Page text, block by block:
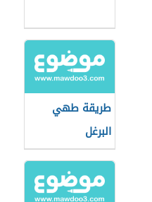
طريقة طهي
البرغل